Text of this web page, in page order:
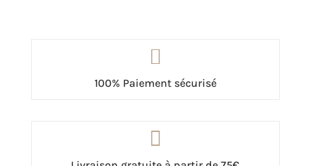

100% Paiement sécurisé
